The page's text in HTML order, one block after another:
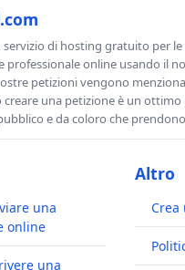
servizio di hosting gratuito per
professionale online usando il
petizioni vengono
creare una petizione è un
e da coloro che
una
online
una
Altro